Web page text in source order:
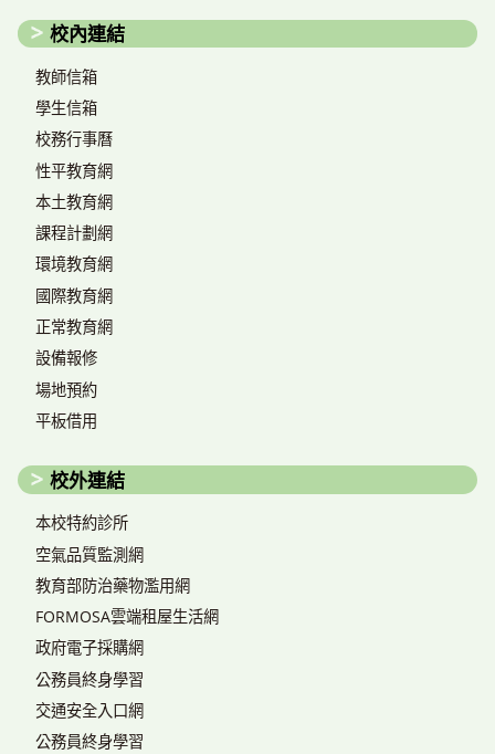
校內連結
教師信箱
學生信箱
校務行事曆
性平教育網
本土教育網
課程計劃網
環境教育網
國際教育網
正常教育網
設備報修
場地預約
平板借用
校外連結
本校特約診所
空氣品質監測網
教育部防治藥物濫用網
FORMOSA雲端租屋生活網
政府電子採購網
公務員終身學習
交通安全入口網
公務員終身學習